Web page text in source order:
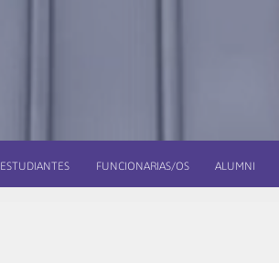
ESTUDIANTES FUNCIONARIAS/OS ALUMNI